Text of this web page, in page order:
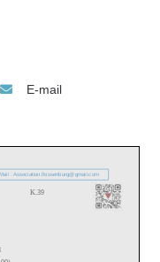
E-mail